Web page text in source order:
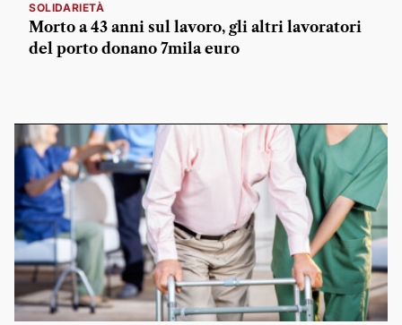
SOLIDARIETÀ
Morto a 43 anni sul lavoro, gli altri lavoratori
del porto donano 7mila euro